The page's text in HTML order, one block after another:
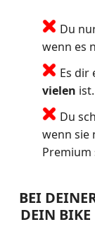
Du
wenn es
Es dir
vielen ist.
Du
wenn sie
Premium
BEI
DEIN BIKE